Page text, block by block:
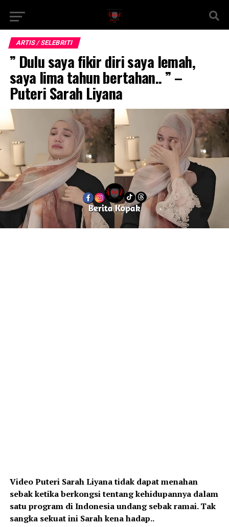
ARTIS / SELEBRITI
” Dulu saya fikir diri saya lemah,
saya lima tahun bertahan.. ” –
Puteri Sarah Liyana
Video Puteri Sarah Liyana tidak dapat menahan
sebak ketika berkongsi tentang kehidupannya dalam
satu program di Indonesia undang sebak ramai. Tak
sangka sekuat ini Sarah kena hadap..